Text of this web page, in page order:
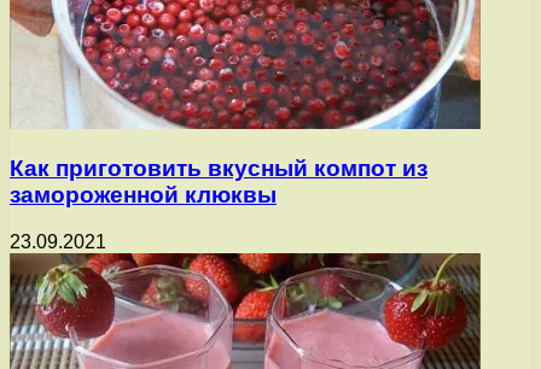
Как приготовить вкусный компот из
замороженной клюквы
23.09.2021